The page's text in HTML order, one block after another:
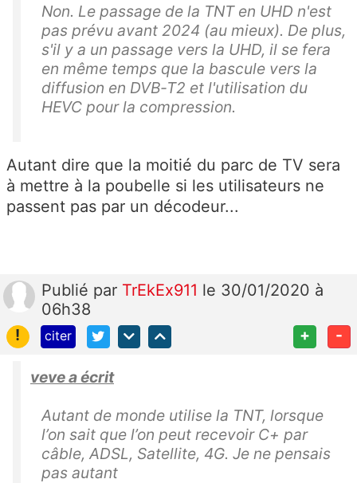
Non. Le passage de la TNT en UHD n'est
pas prévu avant 2024 (au mieux). De plus,
s'il y a un passage vers la UHD, il se fera
en même temps que la bascule vers la
diffusion en DVB-T2 et l'utilisation du
HEVC pour la compression.
Autant dire que la moitié du parc de TV sera
à mettre à la poubelle si les utilisateurs ne
passent pas par un décodeur...
Publié par TrEkEx911 le 30/01/2020 à
06h38
!
citer + -
veve a écrit
Autant de monde utilise la TNT, lorsque
l’on sait que l’on peut recevoir C+ par
câble, ADSL, Satellite, 4G. Je ne pensais
pas autant